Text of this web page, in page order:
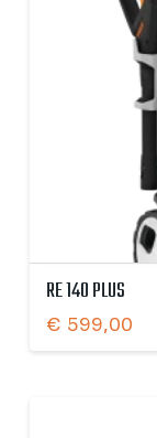
RE 140 PLUS
€ 599,00